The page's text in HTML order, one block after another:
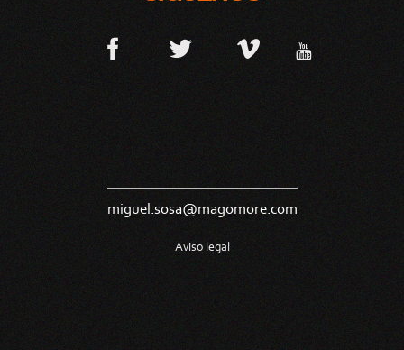
miguel.sosa@magomore.com
Aviso legal